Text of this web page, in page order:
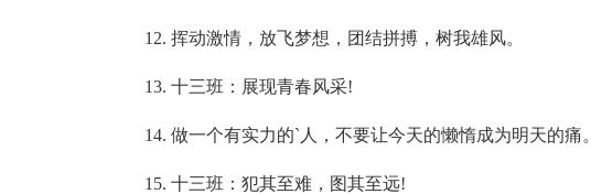
12. 挥动激情，放飞梦想，团结拼搏，树我雄风。
13. 十三班：展现青春风采!
14. 做一个有实力的`人，不要让今天的懒惰成为明天的痛。
15. 十三班：犯其至难，图其至远!